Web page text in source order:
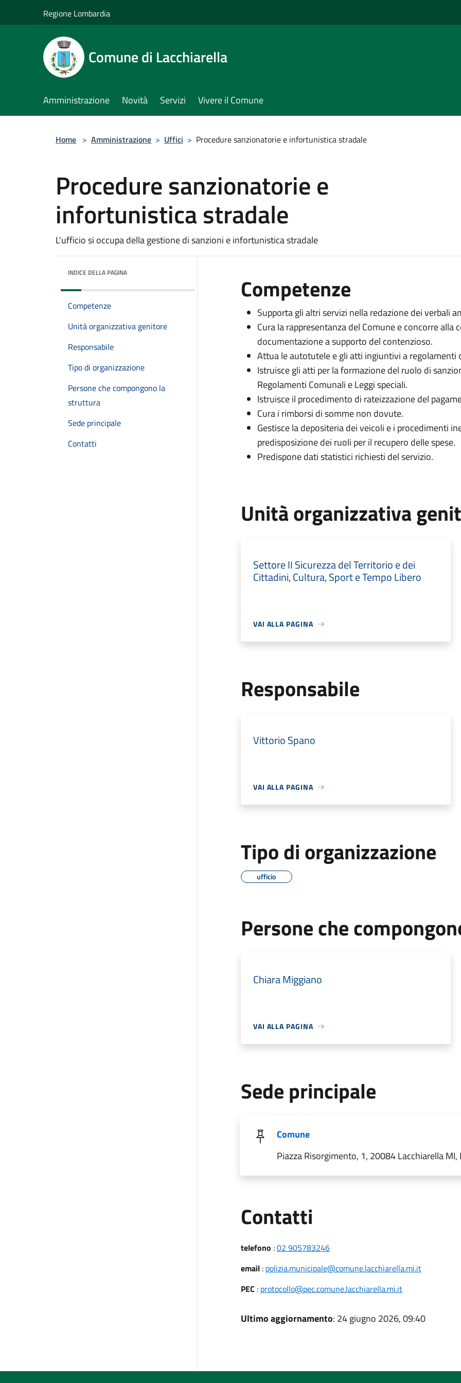
Regione Lombardia
Comune di Lacchiarella
Amministrazione Novità Servizi Vivere il Comune
Home > Amministrazione > Uffici > Procedure sanzionatorie e infortunistica stradale
Procedure sanzionatorie e
infortunistica stradale
L'ufficio si occupa della gestione di sanzioni e infortunistica stradale
INDICE DELLA PAGINA
Competenze
Unità organizzativa genitore
Responsabile
Tipo di organizzazione
Persone che compongono la
struttura
Sede principale
Contatti
Competenze
Supporta gli altri servizi nella redazione dei verbali
Cura la rappresentanza del Comune e concorre
documentazione a supporto del contenzioso.
Attua le autotutele e gli atti ingiuntivi a regolamenti
Istruisce gli atti per la formazione del ruolo di
Regolamenti Comunali e Leggi speciali.
Istruisce il procedimento di rateizzazione del
Cura i rimborsi di somme non dovute.
Gestisce la depositeria dei veicoli e i procedimenti
predisposizione dei ruoli per il recupero delle spese.
Predispone dati statistici richiesti del servizio.
Unità organizzativa
Settore II Sicurezza del Territorio e dei
Cittadini, Cultura, Sport e Tempo Libero
VAI ALLA PAGINA
Responsabile
Vittorio Spano
VAI ALLA PAGINA
Tipo di organizzazione
ufficio
Persone che
Chiara Miggiano
VAI ALLA PAGINA
Sede principale
Comune
Piazza Risorgimento, 1, 20084 Lacchiarella MI,
Contatti
telefono :02 905783246
email: polizia.municipale@comune.lacchiarella.mi.it
PEC : protocollo@pec.comune.lacchiarella.mi.it
Ultimo aggiornamento: 24 giugno 2026, 09:40